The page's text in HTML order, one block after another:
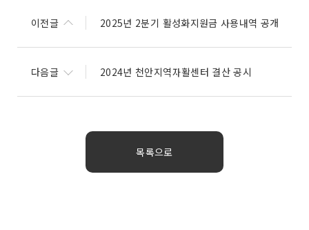
이전글 2025년 2분기 활성화지원금 사용내역 공개
다음글 2024년 천안지역자활센터 결산 공시
목록으로